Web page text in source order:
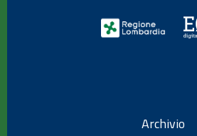
Archivio